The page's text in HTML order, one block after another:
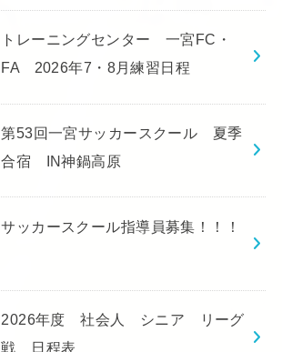
トレーニングセンター 一宮FC・
FA 2026年7・8月練習日程
第53回一宮サッカースクール 夏季
合宿 IN神鍋高原
サッカースクール指導員募集！！！
2026年度 社会人 シニア リーグ
戦 日程表